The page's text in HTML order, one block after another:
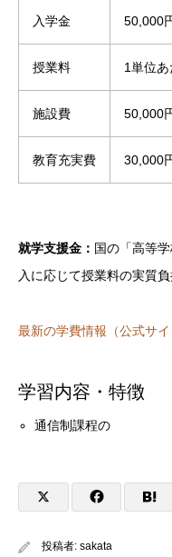
入学金 50,000
授業料 1単位
施設費 50,000
教育充実費 30,000
就学支援金： 国の「高等
入に応じて授業料の実質負
最新の学費情報（公式サイ
学習内容・特徴
通信制課程の
投稿者: sakata
学習内容・特徴